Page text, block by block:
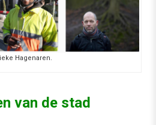
Hagenaren.
van de stad